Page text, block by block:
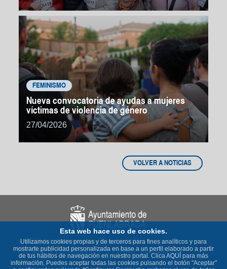
FEMINISMO
Nueva convocatoria de ayudas a mujeres
víctimas de violencia de género
27/04/2026
VOLVER A NOTICIAS
© 2023 Ayuntamiento de Fuenlabrada
Plaza de la Constitución nº 1 - 28943 Fuenlabrada
(Madrid)
Esta web hace uso de cookies.
Utilizamos cookies propias y de terceros para fines analíticos y para
mostrarte publicidad personalizada en base a un perfil elaborado a partir
de tus hábitos de navegación en nuestro portal. ClicaAQUÍ para más
información. Puedes aceptar todas las cookies pulsando el botón "Aceptar"